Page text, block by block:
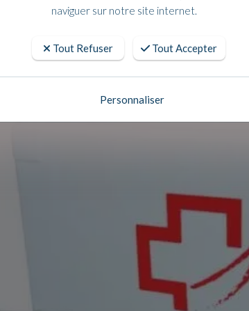
de premier secours Talia
naviguer sur notre site internet.
Tout Refuser Tout Accepter
Personnaliser